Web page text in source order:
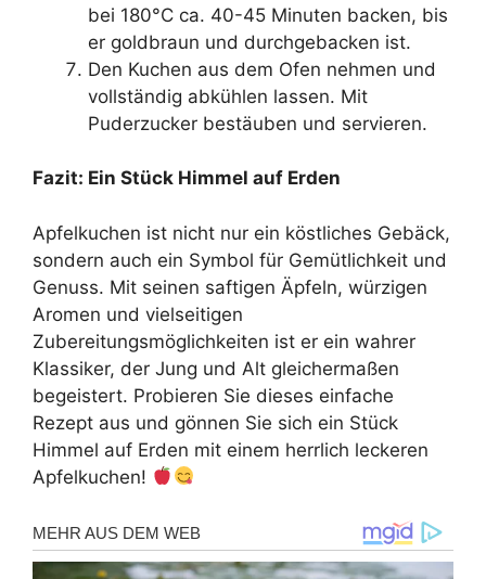
bei 180°C ca. 40-45 Minuten backen, bis
er goldbraun und durchgebacken ist.
Den Kuchen aus dem Ofen nehmen und
vollständig abkühlen lassen. Mit
Puderzucker bestäuben und servieren.
Fazit: Ein Stück Himmel auf Erden
Apfelkuchen ist nicht nur ein köstliches Gebäck,
sondern auch ein Symbol für Gemütlichkeit und
Genuss. Mit seinen saftigen Äpfeln, würzigen
Aromen und vielseitigen
Zubereitungsmöglichkeiten ist er ein wahrer
Klassiker, der Jung und Alt gleichermaßen
begeistert. Probieren Sie dieses einfache
Rezept aus und gönnen Sie sich ein Stück
Himmel auf Erden mit einem herrlich leckeren
Apfelkuchen!